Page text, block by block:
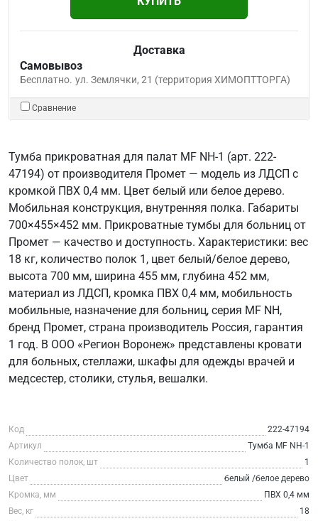
Доставка
Самовывоз
Бесплатно. ул. Землячки, 21 (территория ХИМОПТТОРГА)
Сравнение
Тумба прикроватная для палат MF NH-1 (арт. 222-
47194) от производителя Промет — модель из ЛДСП с
кромкой ПВХ 0,4 мм. Цвет белый или белое дерево.
Мобильная конструкция, внутренняя полка. Габариты
700×455×452 мм. Прикроватные тумбы для больниц от
Промет — качество и доступность. Характеристики: вес
18 кг, количество полок 1, цвет белый/белое дерево,
высота 700 мм, ширина 455 мм, глубина 452 мм,
материал из ЛДСП, кромка ПВХ 0,4 мм, мобильность
мобильные, назначение для больниц, серия MF NH,
бренд Промет, страна производитель Россия, гарантия
1 год. В ООО «Регион Воронеж» представлены кровати
для больных, стеллажи, шкафы для одежды врачей и
медсестер, столики, стулья, вешалки.
Код
222-47194
Артикул
Тумба МF NH-1
Количество полок, шт
1
Цвет
белый /белое дерево
Кромка, мм
ПВХ 0,4 мм
Вес, кг
18